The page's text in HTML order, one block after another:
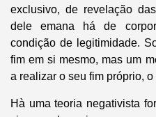
exclusivo, de revelação
dele emana há de
condição de legitimidade.
fim em si mesmo, mas um
a realizar o seu fim próprio,
Hà uma teoria negativista